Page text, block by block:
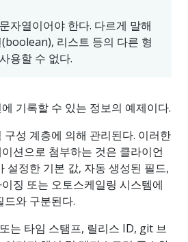
자열이어야 한다. 다르게 말해
리스트 등의 다른 형
용할 수 없다.
기록할 수 있는 정보의 예제이다.
구성 계층에 의해 관리된다. 이러한
션으로 첨부하는 것은 클라이언
설정한 기본 값, 자동 생성된 필드,
징 또는 오토스케일링 시스템에
드와 구분된다.
는 타임 스탬프, 릴리스 ID, git 브